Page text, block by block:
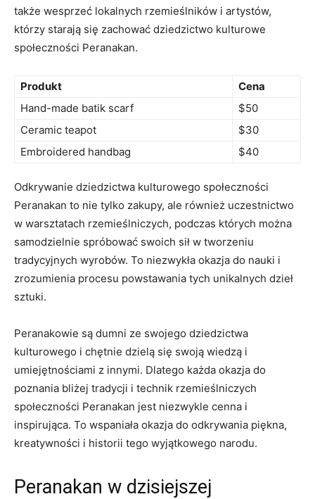
także wesprzeć lokalnych‌ rzemieślników i artystów,
którzy starają się zachować ‌dziedzictwo kulturowe⁢
społeczności Peranakan.
Produkt
Cena
Hand-made batik scarf
$50
Ceramic teapot
$30
Embroidered handbag
$40
Odkrywanie dziedzictwa kulturowego ​społeczności
Peranakan to nie tylko⁣ zakupy, ale również uczestnictwo
‌w warsztatach rzemieślniczych,‍ podczas których można
samodzielnie spróbować swoich sił w tworzeniu
tradycyjnych wyrobów. ‍To niezwykła okazja do nauki i‍
zrozumienia ⁤procesu powstawania tych ​unikalnych dzieł ​
sztuki.
Peranakowie są dumni ze swojego dziedzictwa
kulturowego ‌i chętnie dzielą się swoją wiedzą i
umiejętnościami z⁢ innymi. Dlatego każda okazja do
poznania‍ bliżej tradycji i technik rzemieślniczych
społeczności Peranakan jest niezwykle cenna i
inspirująca. To wspaniała okazja do‌ odkrywania piękna,
kreatywności i⁢ historii⁣ tego wyjątkowego narodu.
Peranakan ‍w dzisiejszej